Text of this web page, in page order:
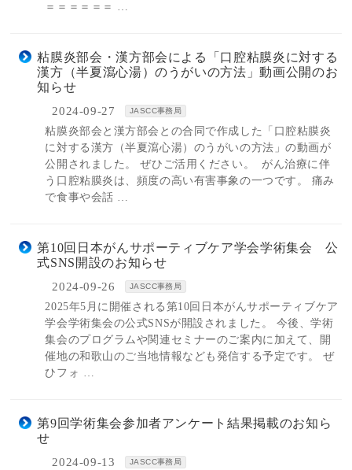
＝＝＝＝＝＝ …
粘膜炎部会・漢方部会による「口腔粘膜炎に対する
漢方（半夏瀉心湯）のうがいの方法」動画公開のお
知らせ
2024-09-27 JASCC事務局
粘膜炎部会と漢方部会との合同で作成した「口腔粘膜炎
に対する漢方（半夏瀉心湯）のうがいの方法」の動画が
公開されました。 ぜひご活用ください。 がん治療に伴
う口腔粘膜炎は、頻度の高い有害事象の一つです。 痛み
で食事や会話 …
第10回日本がんサポーティブケア学会学術集会 公
式SNS開設のお知らせ
2024-09-26 JASCC事務局
2025年5月に開催される第10回日本がんサポーティブケア
学会学術集会の公式SNSが開設されました。 今後、学術
集会のプログラムや関連セミナーのご案内に加えて、開
催地の和歌山のご当地情報なども発信する予定です。 ぜ
ひフォ …
第9回学術集会参加者アンケート結果掲載のお知ら
せ
2024-09-13 JASCC事務局